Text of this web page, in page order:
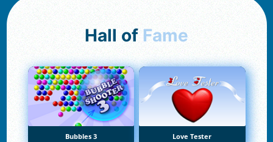
Hall of Fame
Bubbles 3 Love Tester